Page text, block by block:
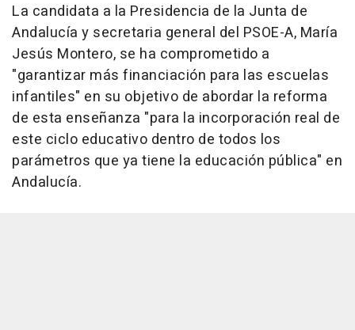
La candidata a la Presidencia de la Junta de
Andalucía y secretaria general del PSOE-A, María
Jesús Montero, se ha comprometido a
"garantizar más financiación para las escuelas
infantiles" en su objetivo de abordar la reforma
de esta enseñanza "para la incorporación real de
este ciclo educativo dentro de todos los
parámetros que ya tiene la educación pública" en
Andalucía.